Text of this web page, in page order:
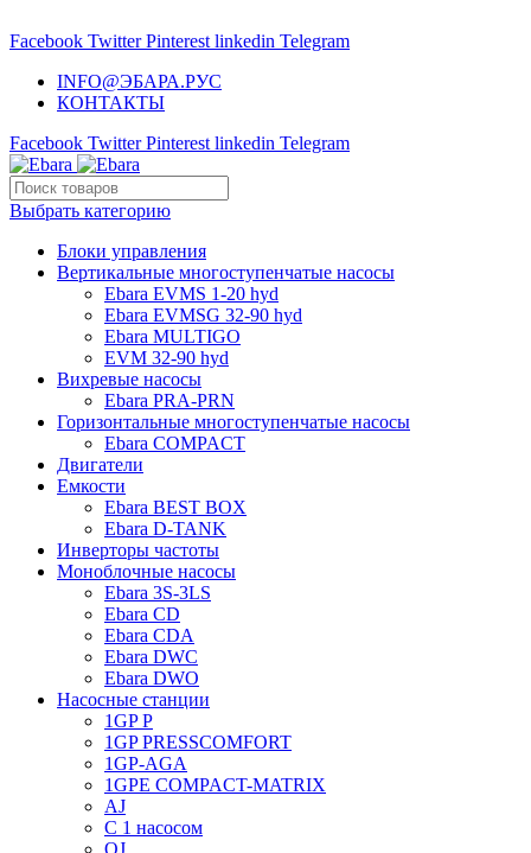
Facebook Twitter Pinterest linkedin Telegram
INFO@ЭБАРА.РУС
КОНТАКТЫ
Facebook Twitter Pinterest linkedin Telegram
Выбрать категорию
Блоки управления
Вертикальные многоступенчатые насосы
Ebara EVMS 1-20 hyd
Ebara EVMSG 32-90 hyd
Ebara MULTIGO
EVM 32-90 hyd
Вихревые насосы
Ebara PRA-PRN
Горизонтальные многоступенчатые насосы
Ebara COMPACT
Двигатели
Емкости
Ebara BEST BOX
Ebara D-TANK
Инверторы частоты
Моноблочные насосы
Ebara 3S-3LS
Ebara CD
Ebara CDA
Ebara DWC
Ebara DWO
Насосные станции
1GP P
1GP PRESSCOMFORT
1GP-AGA
1GPE COMPACT-MATRIX
AJ
C 1 насосом
OJ